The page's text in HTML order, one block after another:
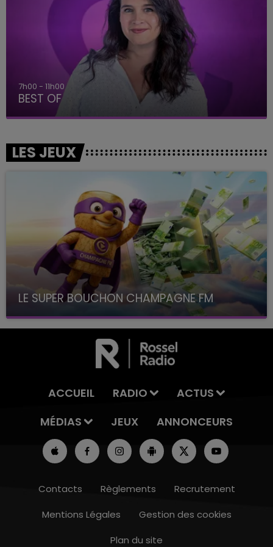
16h00 - 20h00
7h00 - 11h00
BEST OF
LES JEUX
LE SUPER BOUCHON CHAMPAGNE FM
avec La Famille Champagne FM, à 8H10
ACCUEIL RADIO
ACTUS
MÉDIAS
JEUX ANNONCEURS
Contacts Règlements
Recrutement
Mentions Légales
Gestion des cookies
Plan du site